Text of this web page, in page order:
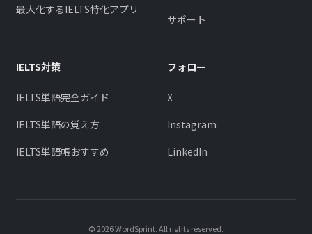
最大化するIELTS特化アプリ
サポート
IELTS対策
IELTS単語完全ガイド
IELTS単語の覚え方
IELTS単語帳おすすめ
フォロー
X
Instagram
LinkedIn
© 2026 WordSprint. All rights reserved.